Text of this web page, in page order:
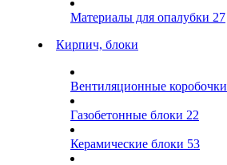
Материалы для опалубки 27
Кирпич, блоки
Вентиляционные коробочки
Газобетонные блоки 22
Керамические блоки 53